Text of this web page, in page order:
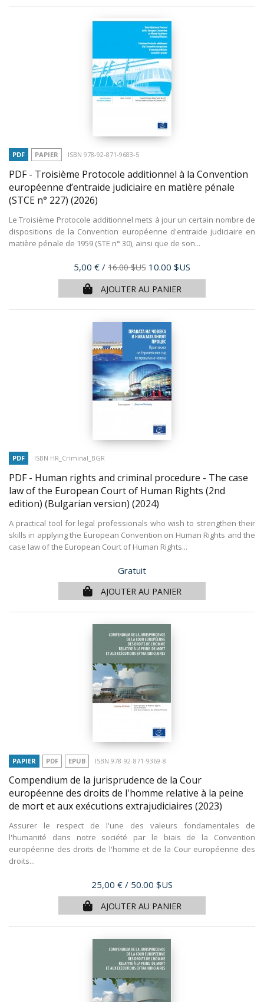
PDF PAPIER ISBN 978-92-871-9683-5
PDF - Troisième Protocole additionnel à la Convention
européenne d’entraide judiciaire en matière pénale
(STCE n° 227) (2026)
Le Troisième Protocole additionnel mets à jour un certain nombre de
dispositions de la Convention européenne d'entraide judiciaire en
matière pénale de 1959 (STE n° 30), ainsi que de son...
Prix
5,00 € / 16.00 $US 10.00 $US
AJOUTER AU PANIER
PDF ISBN HR_Criminal_BGR
PDF - Human rights and criminal procedure - The case
law of the European Court of Human Rights (2nd
edition) (Bulgarian version) (2024)
A practical tool for legal professionals who wish to strengthen their
skills in applying the European Convention on Human Rights and the
case law of the European Court of Human Rights...
Prix
Gratuit
AJOUTER AU PANIER
PAPIER PDF EPUB ISBN 978-92-871-9369-8
Compendium de la jurisprudence de la Cour
européenne des droits de l'homme relative à la peine
de mort et aux exécutions extrajudiciaires (2023)
Assurer le respect de l'une des valeurs fondamentales de
l'humanité dans notre société par le biais de la Convention
européenne des droits de l'homme et de la Cour européenne des
droits...
Prix
25,00 € / 50.00 $US
AJOUTER AU PANIER